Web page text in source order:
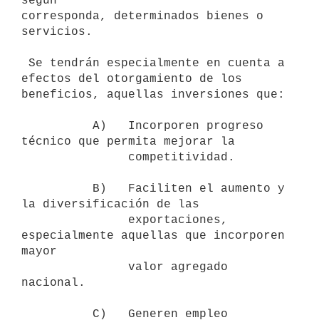
corresponda, determinados bienes o
servicios.
efectos del otorgamiento de los
beneficios, aquellas inversiones que:
técnico que permita mejorar la
la diversificación de las
especialmente aquellas que incorporen
mayor
nacional.